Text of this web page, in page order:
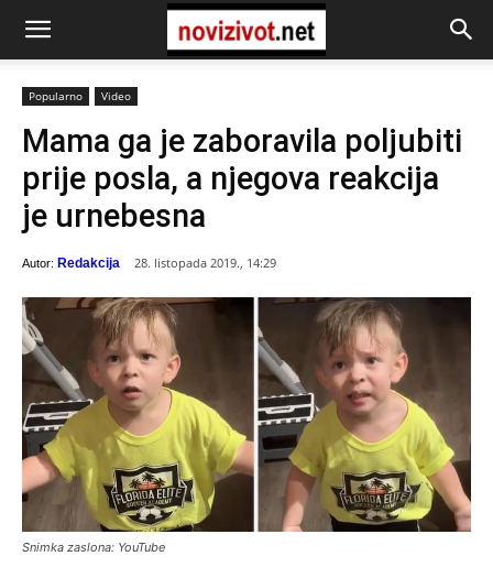
Popularno Video
Mama ga je zaboravila poljubiti
prije posla, a njegova reakcija
je urnebesna
Autor: Redakcija 28. listopada 2019., 14:29
Snimka zaslona: YouTube